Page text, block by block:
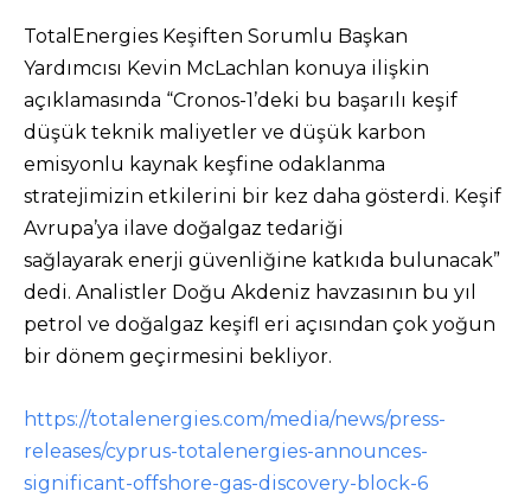
TotalEnergies Keşiften Sorumlu Başkan
Yardımcısı Kevin McLachlan konuya ilişkin
açıklamasında “Cronos-1’deki bu başarılı keşif
düşük teknik maliyetler ve düşük karbon
emisyonlu kaynak keşfine odaklanma
stratejimizin etkilerini bir kez daha gösterdi. Keşif
Avrupa’ya ilave doğalgaz tedariği
sağlayarak enerji güvenliğine katkıda bulunacak”
dedi. Analistler Doğu Akdeniz havzasının bu yıl
petrol ve doğalgaz keşifl eri açısından çok yoğun
bir dönem geçirmesini bekliyor.
https://totalenergies.com/media/news/press-
releases/cyprus-totalenergies-announces-
significant-offshore-gas-discovery-block-6